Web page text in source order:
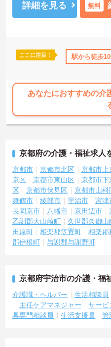
残業少なめ 資格取得サポー
しますので、お気軽にご相談くだ
詳細を見る 無料
ここに注目！ 駅から徒歩
あなたにおすすめの介
京都府の介護・福祉求人
京都市 京都市北区 京都市上
京区
京都市東山区 京都市下
区
京都市伏見区 京都市山科
舞鶴市
綾部市 宇治市 宮津
長岡京市
八幡市 京田辺市
乙訓郡大山崎町
久世郡久御山
田原町
相楽郡笠置町 相楽郡
郡伊根町
与謝郡与謝野町
京都府宇治市の介護・福
介護職・ヘルパー 生活相談員
主任ケアマネジャー
サービ
具専門相談員
生活支援員 管